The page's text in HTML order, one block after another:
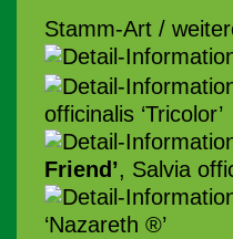
Stamm-Art /
officinalis ‘Tricolor’
Friend’, Salvia
‘Nazareth ®’